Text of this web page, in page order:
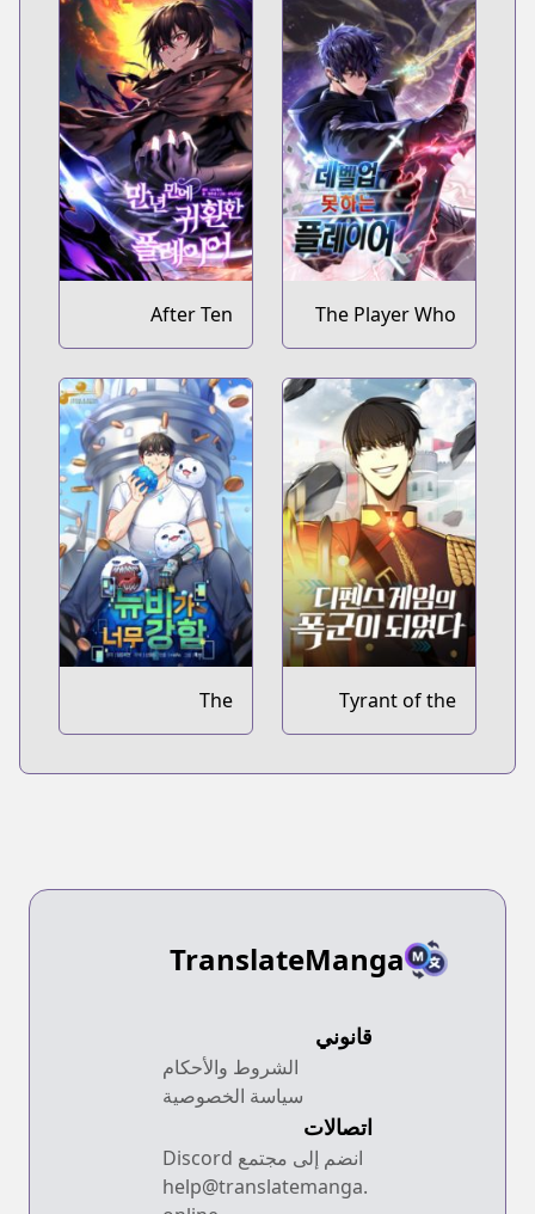
The Player Who
Can't Level Up
After Ten
Millennia in Hell
Tyrant of the
Tower Defense
The
Overpowered
TranslateManga
قانوني
الشروط والأحكام
سياسة الخصوصية
اتصالات
انضم إلى مجتمع Discord
help@translatemanga.